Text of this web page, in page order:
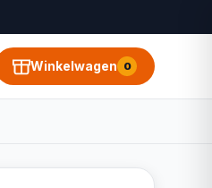
Winkelwagen 0